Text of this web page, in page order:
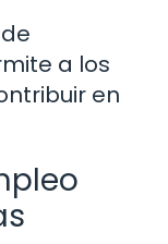
a los
en